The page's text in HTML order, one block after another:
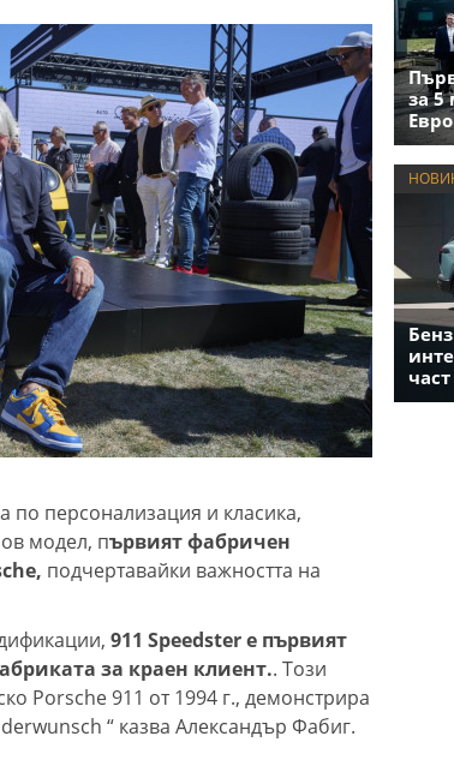
по персонализация и класика,
модел, първият фабричен
подчертавайки важността на
911 Speedster е първият
за краен клиент.. Този
Porsche 911 от 1994 г., демонстрира
“ казва Александър Фабиг.
за 5
част